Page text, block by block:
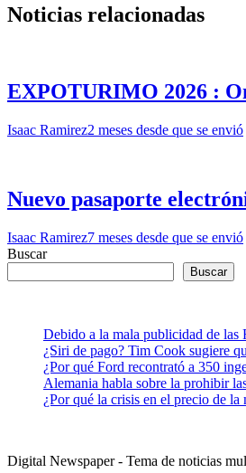
Noticias relacionadas
EXPOTURIMO 2026 :
Isaac Ramirez2 meses desde que se envió
Nuevo pasaporte
Isaac Ramirez7 meses desde que se envió
Buscar
Buscar
Debido a la mala publicidad de las
¿Siri de pago? Tim Cook sugiere
¿Por qué Ford recontrató a 350
Alemania habla sobre la prohibir
¿Por qué la crisis en el precio de la
Digital Newspaper - Tema de noticias